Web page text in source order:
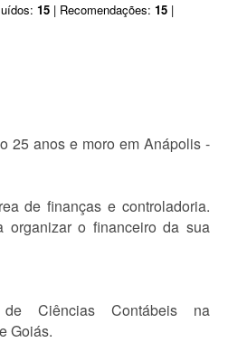
15 | Recomendações: 15 |
25 anos e moro em Anápolis -
de finanças e controladoria.
organizar o financeiro da sua
Ciências Contábeis na
Goiás.